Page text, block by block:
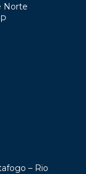
Norte
– Rio